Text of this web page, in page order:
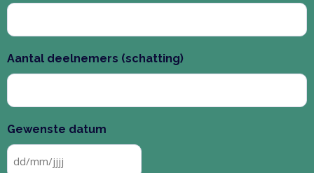
Aantal deelnemers (schatting)
Gewenste datum